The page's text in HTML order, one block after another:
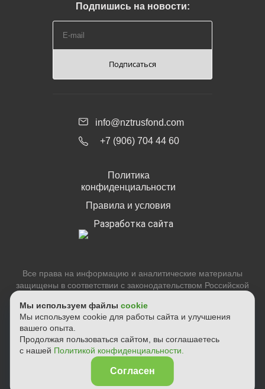
Мы используем файлы cookie
Мы используем cookie для работы сайта и улучшения
вашего опыта.
Продолжая пользоваться сайтом, вы соглашаетесь
с нашей Политикой конфиденциальности.
Согласен
Подпишись на новости:
Подписаться
info@nztrusfond.com
+7 (906) 704 44 60
Политика
конфиденциальности
Правила и условия
Разработка сайта
Все права на информацию и аналитические материалы
защищены в соответствии с законодательством Российской
использование информации, размещенной на настоящем
сайте, или ее части допускается только с предварительного
письменного согласия. Вся информация предназначена
исключительно для информационных целей. ООО "НЗТ
РУСФОНД ПФ" не осуществляет деятельность по
инвестиционному консультированию и не является
инвестиционным советником.